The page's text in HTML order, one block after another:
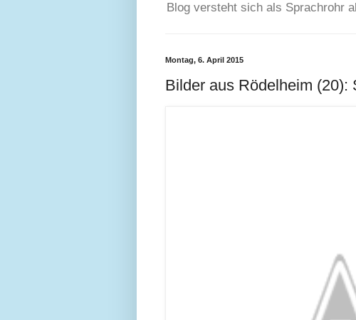
Blog versteht sich als Sprachrohr
Montag, 6. April 2015
Bilder aus Rödelheim (20):